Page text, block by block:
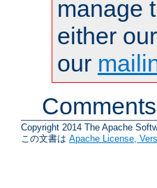
manage
either
our
Copyright 2014 The Apache
この文書は Apache License,